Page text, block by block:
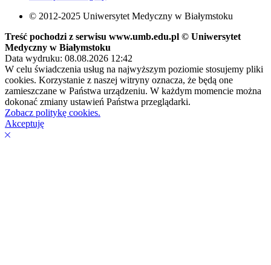
© 2012-2025 Uniwersytet Medyczny w Białymstoku
Treść pochodzi z serwisu www.umb.edu.pl © Uniwersytet
Medyczny w Białymstoku
Data wydruku: 08.08.2026 12:42
W celu świadczenia usług na najwyższym poziomie stosujemy pliki
cookies. Korzystanie z naszej witryny oznacza, że będą one
zamieszczane w Państwa urządzeniu. W każdym momencie można
dokonać zmiany ustawień Państwa przeglądarki.
Zobacz politykę cookies.
Akceptuję